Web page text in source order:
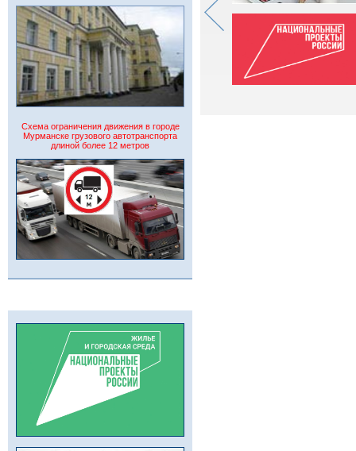
Схема ограничения движения в городе
Мурманске грузового автотранспорта
длиной более 12 метров